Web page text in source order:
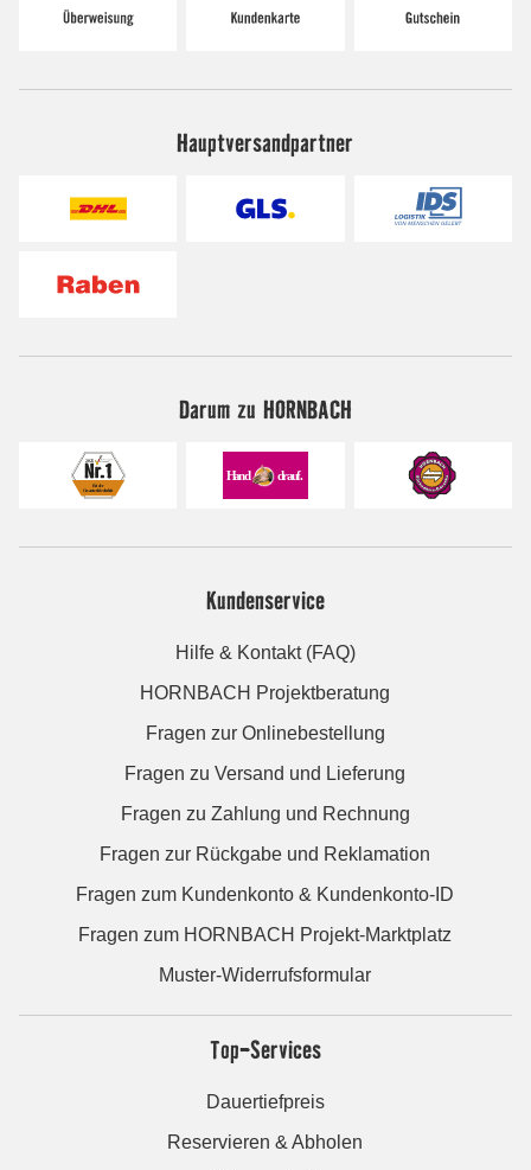
Hauptversandpartner
Darum zu HORNBACH
Kundenservice
Hilfe & Kontakt (FAQ)
HORNBACH Projektberatung
Fragen zur Onlinebestellung
Fragen zu Versand und Lieferung
Fragen zu Zahlung und Rechnung
Fragen zur Rückgabe und Reklamation
Fragen zum Kundenkonto & Kundenkonto-ID
Fragen zum HORNBACH Projekt-Marktplatz
Muster-Widerrufsformular
Top-Services
Dauertiefpreis
Reservieren & Abholen